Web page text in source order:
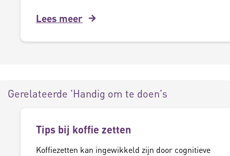
Lees meer
Gerelateerde 'Handig om te doen's
Tips bij koffie zetten
Koffiezetten kan ingewikkeld zijn door cognitieve